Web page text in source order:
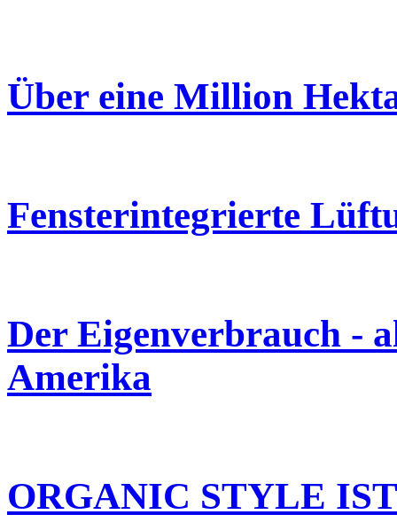
Über eine Million
Fensterintegrierte
Der Eigenverbrauch -
Amerika
ORGANIC STYLE